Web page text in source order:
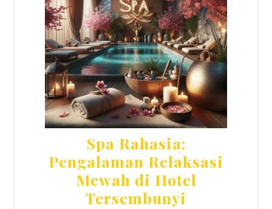
Spa Rahasia:
Pengalaman Relaksasi
Mewah di Hotel
Tersembunyi